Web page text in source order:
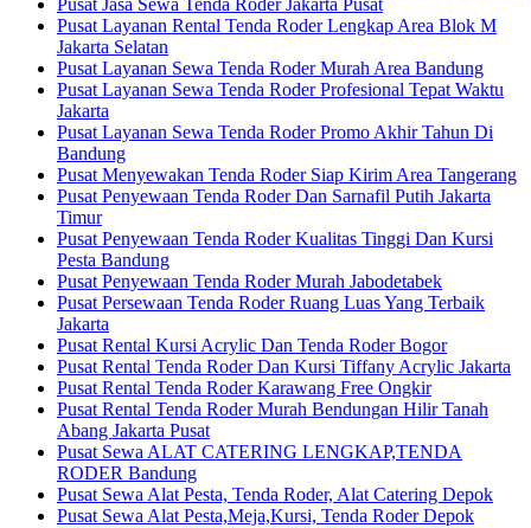
Pusat Jasa Sewa Tenda Roder Jakarta Pusat
Pusat Layanan Rental Tenda Roder Lengkap Area Blok M
Jakarta Selatan
Pusat Layanan Sewa Tenda Roder Murah Area Bandung
Pusat Layanan Sewa Tenda Roder Profesional Tepat Waktu
Jakarta
Pusat Layanan Sewa Tenda Roder Promo Akhir Tahun Di
Bandung
Pusat Menyewakan Tenda Roder Siap Kirim Area Tangerang
Pusat Penyewaan Tenda Roder Dan Sarnafil Putih Jakarta
Timur
Pusat Penyewaan Tenda Roder Kualitas Tinggi Dan Kursi
Pesta Bandung
Pusat Penyewaan Tenda Roder Murah Jabodetabek
Pusat Persewaan Tenda Roder Ruang Luas Yang Terbaik
Jakarta
Pusat Rental Kursi Acrylic Dan Tenda Roder Bogor
Pusat Rental Tenda Roder Dan Kursi Tiffany Acrylic Jakarta
Pusat Rental Tenda Roder Karawang Free Ongkir
Pusat Rental Tenda Roder Murah Bendungan Hilir Tanah
Abang Jakarta Pusat
Pusat Sewa ALAT CATERING LENGKAP,TENDA
RODER Bandung
Pusat Sewa Alat Pesta, Tenda Roder, Alat Catering Depok
Pusat Sewa Alat Pesta,Meja,Kursi, Tenda Roder Depok